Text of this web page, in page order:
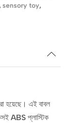
sensory toy,
হয়েছে। এই বাবল
ABS প্লাস্টিক